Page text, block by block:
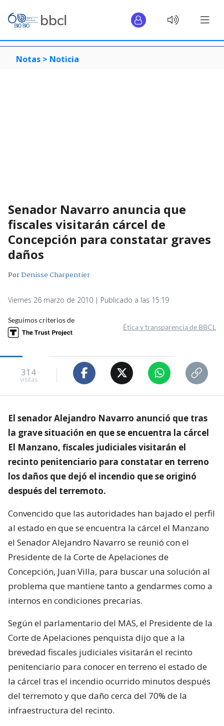
Notas > Noticia
Senador Navarro anuncia que
fiscales visitarán cárcel de
Concepción para constatar graves
daños
PorDenisse Charpentier
Viernes 26 marzo de 2010 | Publicado a las 15:19
Seguimos criterios de
Ética y transparencia de BBCL
314
visitas
El senador Alejandro Navarro anunció que tras
la grave situación en que se encuentra la cárcel
El Manzano, fiscales judiciales visitarán el
recinto penitenciario para constatar en terreno
los daños que dejó el incendio que se originó
después del terremoto.
Convencido que las autoridades han bajado el perfil
al estado en que se encuentra la cárcel el Manzano
el Senador Alejandro Navarro se reunió con el
Presidente de la Corte de Apelaciones de
Concepción, Juan Villa, para buscar una solución al
problema que mantiene tanto a gendarmes como a
internos en condiciones precarias.
Según el parlamentario del MAS, el Presidente de la
Corte de Apelaciones penquista dijo que a la
brevedad fiscales judiciales visitarán el recinto
penitenciario para conocer en terreno el estado de
la cárcel tras el incendio ocurrido minutos después
del terremoto y que daño cerca del 70% de la
infraestructura del recinto.